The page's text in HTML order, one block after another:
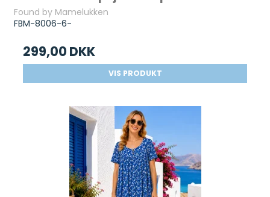
Found by Mamelukken
FBM-8006-6-
299,00 DKK
VIS PRODUKT